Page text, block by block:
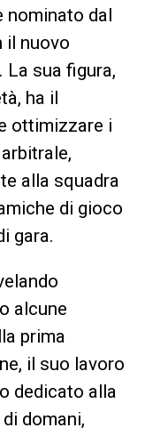
nominato dal
il nuovo
La sua figura,
ha il
ottimizzare i
alla squadra
di gioco
gara.
alcune
prima
il suo lavoro
dedicato alla
domani,